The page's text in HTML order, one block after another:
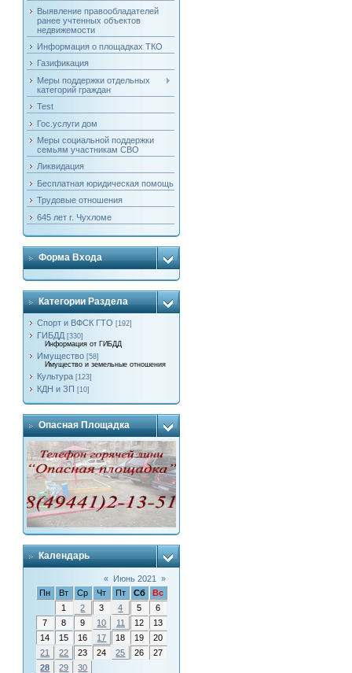
Выявление правообладателей
ранее учтенных объектов
недвижемости
Информация о площадках ТКО
Газификация
Меры поддержки отдельных
категорий граждан
Test
Гос.услуги дом
Меры социальной поддержки
семьям участникам СВО
Ликвидация
Бесплатная юридическая помощь
Трудовые отношения
645 лет г. Чухломе
Форма Входа
Категории Раздела
Спорт и ВФСК ГТО [192]
ГИБДД [330]
Информация от ГИБДД
Имущество [58]
Имущество и земельные отношения
Культура [123]
КДН и ЗП [10]
Опасная Площадка
Календарь
« Июнь 2021
»
Пн
Вт Ср Чт Пт Сб
Вс
1
2 3 4 5
6
7
8 9 10 11 12
13
14
15 16 17 18 19
20
21
22 23 24 25 26
27
28
29 30